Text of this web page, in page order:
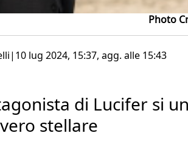
Photo
| 10 lug 2024, 15:37, agg. alle 15:43
di Lucifer si
stellare